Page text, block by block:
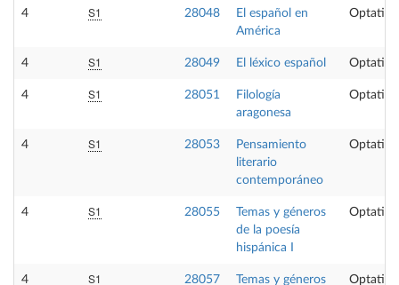
4 S1 28048
El español en
América
Optativa
4 S1 28049 El léxico español Optativa
4 S1 28051
Filología
aragonesa
Optativa
4 S1 28053
Pensamiento
literario
contemporáneo
Optativa
4 S1 28055
Temas y géneros
de la poesía
hispánica I
Optativa
4 S1 28057
Temas y géneros
Optativa